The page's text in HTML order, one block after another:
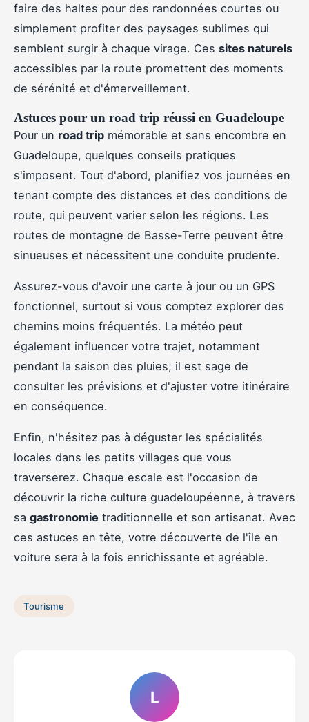
faire des haltes pour des randonnées courtes ou
simplement profiter des paysages sublimes qui
semblent surgir à chaque virage. Ces sites naturels
accessibles par la route promettent des moments
de sérénité et d'émerveillement.
Astuces pour un road trip réussi en Guadeloupe
Pour un road trip mémorable et sans encombre en
Guadeloupe, quelques conseils pratiques
s'imposent. Tout d'abord, planifiez vos journées en
tenant compte des distances et des conditions de
route, qui peuvent varier selon les régions. Les
routes de montagne de Basse-Terre peuvent être
sinueuses et nécessitent une conduite prudente.
Assurez-vous d'avoir une carte à jour ou un GPS
fonctionnel, surtout si vous comptez explorer des
chemins moins fréquentés. La météo peut
également influencer votre trajet, notamment
pendant la saison des pluies; il est sage de
consulter les prévisions et d'ajuster votre itinéraire
en conséquence.
Enfin, n'hésitez pas à déguster les spécialités
locales dans les petits villages que vous
traverserez. Chaque escale est l'occasion de
découvrir la riche culture guadeloupéenne, à travers
sa gastronomie traditionnelle et son artisanat. Avec
ces astuces en tête, votre découverte de l'île en
voiture sera à la fois enrichissante et agréable.
Tourisme
L